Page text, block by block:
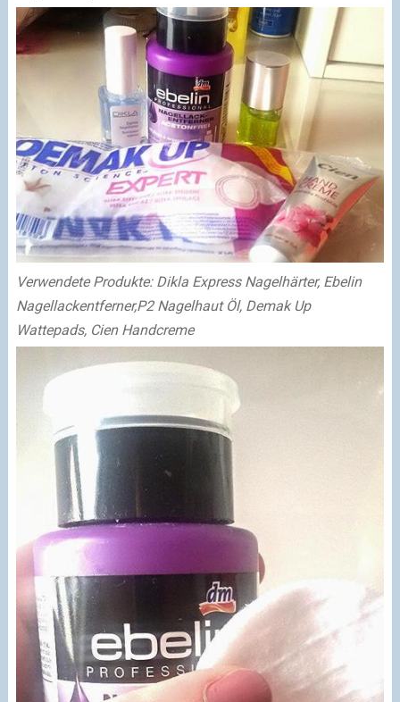
Verwendete Produkte: Dikla Express Nagelhärter, Ebelin
Nagellackentferner,P2 Nagelhaut Öl, Demak Up
Wattepads, Cien Handcreme